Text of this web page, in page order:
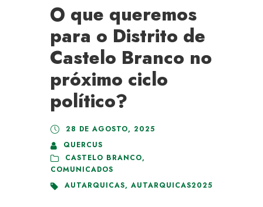
O que queremos
para o Distrito de
Castelo Branco no
próximo ciclo
político?
28 DE AGOSTO, 2025
QUERCUS
CASTELO BRANCO,
COMUNICADOS
AUTARQUICAS, AUTARQUICAS2025